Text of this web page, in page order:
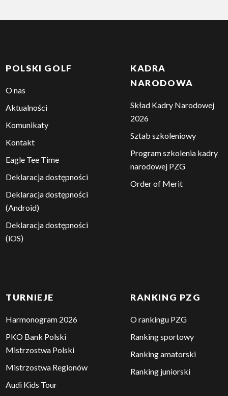
POLSKI GOLF
O nas
Aktualności
Komunikaty
Kontakt
Eagle Tee Time
Deklaracja dostępności
Deklaracja dostępności
(Android)
Deklaracja dostępności
(iOS)
KADRA
NARODOWA
Skład Kadry Narodowej
2026
Sztab szkoleniowy
Program szkolenia kadry
narodowej PZG
Order of Merit
TURNIEJE
Harmonogram 2026
PKO Bank Polski
Mistrzostwa Polski
Mistrzostwa Regionów
Audi Kids Tour
RANKING PZG
O rankingu PZG
Ranking sportowy
Ranking amatorski
Ranking juniorski